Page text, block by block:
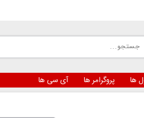
ها پروگرامر ها آی سی ها